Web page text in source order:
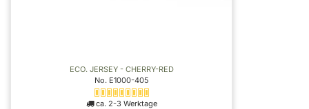
ECO. JERSEY - CHERRY-RED
No. E1000-405
ca. 2-3 Werktage